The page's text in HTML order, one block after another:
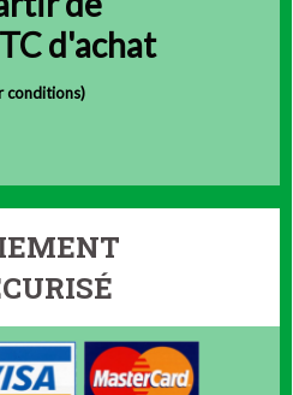
d'achat
conditions)